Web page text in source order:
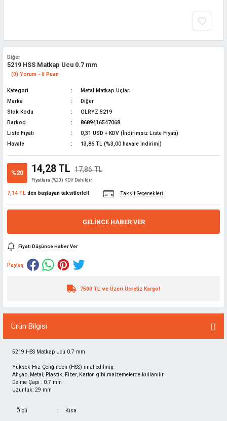
Diğer
5219 HSS Matkap Ucu 0.7 mm
(0) Yorum - 0 Puan
Kategori
Metal Matkap Uçları
Marka
Diğer
Stok Kodu
GLRYZ.5219
Barkod
8689416547068
Liste Fiyatı
0,31 USD + KDV (İndirimsiz Liste Fiyatı)
Havale
13,86 TL (%3,00 havale indirimi)
%20 14,28 TL 17,86 TL
Fiyatlara (%20) KDV Dahildir
7,14 TL den başlayan taksitlerle!! Taksit Seçenekleri
GELINCE HABER VER
Fiyatı Düşünce Haber Ver
Paylaş
7500 TL ve Üzeri Ücretiz Kargo!
Ürün Bilgisi
5219 HSS Matkap Ucu 0.7 mm
Yüksek Hız Çeliğinden (HSS) imal edilmiş.
Ahşap, Metal, Plastik, Fiber, Karton gibi malzemelerde kullanılır.
Delme Çapı : 0.7 mm
Uzunluk: 29 mm
Ölçü : Kısa